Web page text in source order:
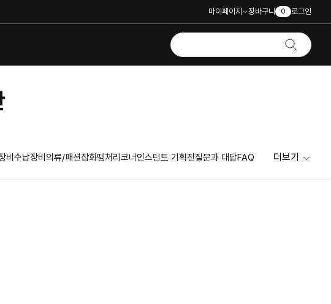
마이페이지 장바구니 0 로그인
비 수납장비 의류/패션잡화땡처리코너 인스턴트 기획전질문과 대답FAQ 더보기